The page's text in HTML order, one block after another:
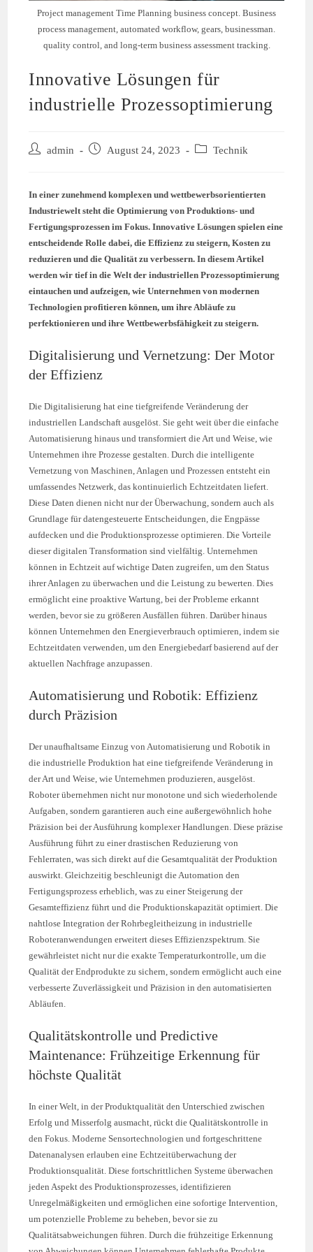
Project management Time Planning business concept. Business
process management, automated workflow, gears, businessman.
quality control, and long-term business assessment tracking.
Innovative Lösungen für
industrielle Prozessoptimierung
Beitrags-
admin
BeitragAugust 24, 2023
Beitrags-Technik
In einer zunehmend komplexen und wettbewerbsorientierten
Industriewelt steht die Optimierung von Produktions- und
Fertigungsprozessen im Fokus. Innovative Lösungen spielen eine
entscheidende Rolle dabei, die Effizienz zu steigern, Kosten zu
reduzieren und die Qualität zu verbessern. In diesem Artikel
werden wir tief in die Welt der industriellen Prozessoptimierung
eintauchen und aufzeigen, wie Unternehmen von modernen
Technologien profitieren können, um ihre Abläufe zu
perfektionieren und ihre Wettbewerbsfähigkeit zu steigern.
Digitalisierung und Vernetzung: Der Motor
der Effizienz
Die Digitalisierung hat eine tiefgreifende Veränderung der
industriellen Landschaft ausgelöst. Sie geht weit über die einfache
Automatisierung hinaus und transformiert die Art und Weise, wie
Unternehmen ihre Prozesse gestalten. Durch die intelligente
Vernetzung von Maschinen, Anlagen und Prozessen entsteht ein
umfassendes Netzwerk, das kontinuierlich Echtzeitdaten liefert.
Diese Daten dienen nicht nur der Überwachung, sondern auch als
Grundlage für datengesteuerte Entscheidungen, die Engpässe
aufdecken und die Produktionsprozesse optimieren. Die Vorteile
dieser digitalen Transformation sind vielfältig. Unternehmen
können in Echtzeit auf wichtige Daten zugreifen, um den Status
ihrer Anlagen zu überwachen und die Leistung zu bewerten. Dies
ermöglicht eine proaktive Wartung, bei der Probleme erkannt
werden, bevor sie zu größeren Ausfällen führen. Darüber hinaus
können Unternehmen den Energieverbrauch optimieren, indem sie
Echtzeitdaten verwenden, um den Energiebedarf basierend auf der
aktuellen Nachfrage anzupassen.
Automatisierung und Robotik: Effizienz
durch Präzision
Der unaufhaltsame Einzug von Automatisierung und Robotik in
die industrielle Produktion hat eine tiefgreifende Veränderung in
der Art und Weise, wie Unternehmen produzieren, ausgelöst.
Roboter übernehmen nicht nur monotone und sich wiederholende
Aufgaben, sondern garantieren auch eine außergewöhnlich hohe
Präzision bei der Ausführung komplexer Handlungen. Diese präzise
Ausführung führt zu einer drastischen Reduzierung von
Fehlerraten, was sich direkt auf die Gesamtqualität der Produktion
auswirkt. Gleichzeitig beschleunigt die Automation den
Fertigungsprozess erheblich, was zu einer Steigerung der
Gesamteffizienz führt und die Produktionskapazität optimiert. Die
nahtlose Integration der Rohrbegleitheizung in industrielle
Roboteranwendungen erweitert dieses Effizienzspektrum. Sie
gewährleistet nicht nur die exakte Temperaturkontrolle, um die
Qualität der Endprodukte zu sichern, sondern ermöglicht auch eine
verbesserte Zuverlässigkeit und Präzision in den automatisierten
Abläufen.
Qualitätskontrolle und Predictive
Maintenance: Frühzeitige Erkennung für
höchste Qualität
In einer Welt, in der Produktqualität den Unterschied zwischen
Erfolg und Misserfolg ausmacht, rückt die Qualitätskontrolle in
den Fokus. Moderne Sensortechnologien und fortgeschrittene
Datenanalysen erlauben eine Echtzeitüberwachung der
Produktionsqualität. Diese fortschrittlichen Systeme überwachen
jeden Aspekt des Produktionsprozesses, identifizieren
Unregelmäßigkeiten und ermöglichen eine sofortige Intervention,
um potenzielle Probleme zu beheben, bevor sie zu
Qualitätsabweichungen führen. Durch die frühzeitige Erkennung